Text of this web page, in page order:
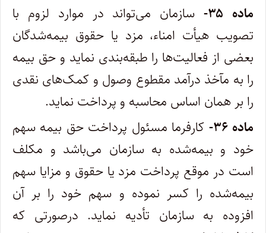
ماده ۳۵-
سازمان می‌تواند در موارد لزوم با
تصویب هیأت امناء، مزد یا حقوق بیمه‌شدگان
بعضی از فعالیت‌ها را طبقه‌بندی نماید و حق بیمه
را به مآخذ درآمد مقطوع وصول و کمک‌های نقدی
را بر همان اساس محاسبه و پرداخت نماید.
ماده ۳۶-
کارفرما مسئول پرداخت حق بیمه سهم
خود و بیمه‌شده به سازمان می‌باشد و مکلف
است در موقع پرداخت مزد یا حقوق و مزایا سهم
بیمه‌شده را کسر نموده و سهم خود را بر آن
افزوده به سازمان تأدیه نماید. درصورتی که